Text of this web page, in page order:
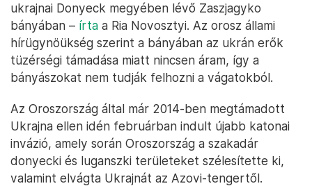
ukrajnai Donyeck megyében lévő Zaszjagyko
bányában – írta a Ria Novosztyi. Az orosz állami
hírügynöükség szerint a bányában az ukrán erők
tüzérségi támadása miatt nincsen áram, így a
bányászokat nem tudják felhozni a vágatokból.
Az Oroszország által már 2014-ben megtámadott
Ukrajna ellen idén februárban indult újabb katonai
invázió, amely során Oroszország a szakadár
donyecki és luganszki területeket szélesítette ki,
valamint elvágta Ukrajnát az Azovi-tengertől.